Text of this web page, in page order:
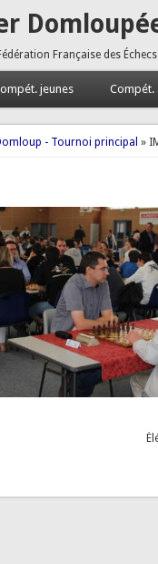
Française des Échecs
jeunes Compét.
- Tournoi principal »